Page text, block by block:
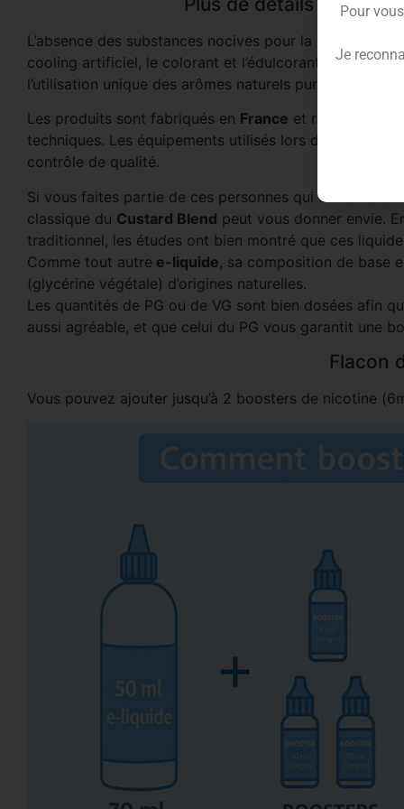
L’absence des substances nocives pour la santé,
cooling artificiel, le colorant et l’édulcorant, fait de cet
l’utilisation unique des arômes naturels purs qui
Les produits sont fabriqués en France et répondent
techniques. Les équipements utilisés lors de la
contrôle de qualité.
Si vous faites partie de ces personnes qui cherchent
classique du Custard Blend peut vous donner envie.
traditionnel, les études ont bien montré que ces
Comme tout autre e-liquide, sa composition de base
(glycérine végétale) d’origines naturelles.
Les quantités de PG ou de VG sont bien dosées afin
aussi agréable, et que celui du PG vous garantit une
Flacon
Vous pouvez ajouter jusqu’à 2 boosters de nicotine
Pour
Je